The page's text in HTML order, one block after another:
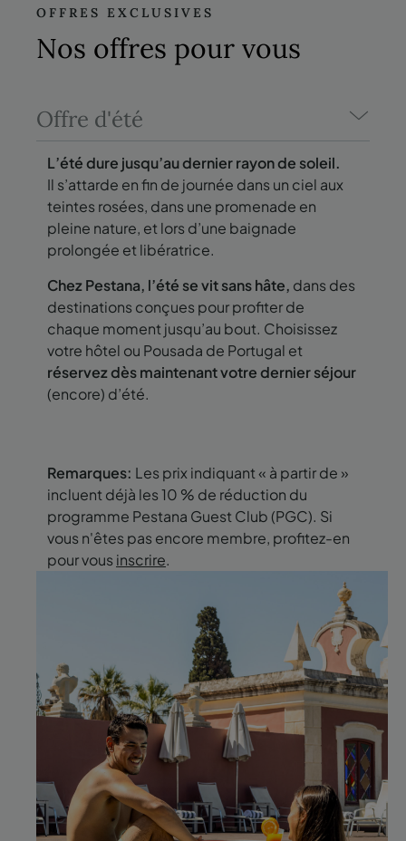
OFFRES EXCLUSIVES
Nos offres pour vous
Offre d'été
L’été dure jusqu’au dernier rayon de soleil.
Il s’attarde en fin de journée dans un ciel aux
teintes rosées, dans une promenade en
pleine nature, et lors d’une baignade
prolongée et libératrice.
Chez Pestana, l’été se vit sans hâte, dans des
destinations conçues pour profiter de
chaque moment jusqu’au bout. Choisissez
votre hôtel ou Pousada de Portugal et
réservez dès maintenant votre dernier séjour
(encore) d’été.
Remarques: Les prix indiquant « à partir de »
incluent déjà les 10 % de réduction du
programme Pestana Guest Club (PGC). Si
vous n'êtes pas encore membre, profitez-en
pour vous inscrire.